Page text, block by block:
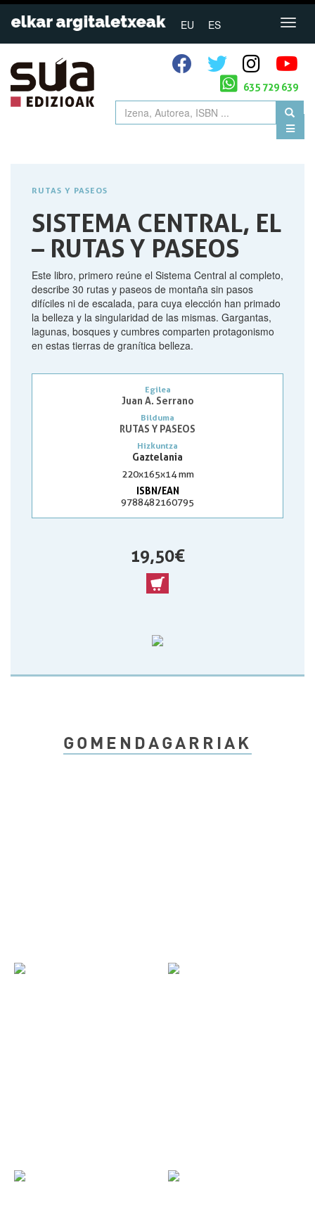
EU ES
635 729 639
RUTAS Y PASEOS
SISTEMA CENTRAL, EL
– RUTAS Y PASEOS
Este libro, primero reúne el Sistema Central al completo,
describe 30 rutas y paseos de montaña sin pasos
difíciles ni de escalada, para cuya elección han primado
la belleza y la singularidad de las mismas. Gargantas,
lagunas, bosques y cumbres comparten protagonismo
en estas tierras de granítica belleza.
Egilea
Juan A. Serrano
Bilduma
RUTAS Y PASEOS
Hizkuntza
Gaztelania
220x165x14 mm
ISBN/EAN
9788482160795
19,50 €
GOMENDAGARRIAK